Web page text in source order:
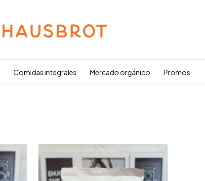
Comidas integrales Mercado orgánico Promos